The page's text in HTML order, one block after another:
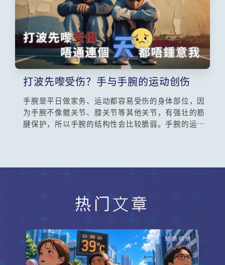
打波先嚟受伤？手与手腕的运动创伤
手腕是平日做家务、运动都容易受伤的身体部位，因
为手腕不像髋关节、膝关节等其他关节，有强壮的筋
腱保护，所以手腕的结构性会比较脆弱。手腕的运动
热门文章